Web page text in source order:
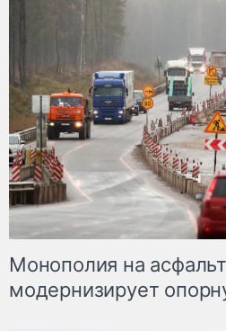
Монополия на
модернизирует